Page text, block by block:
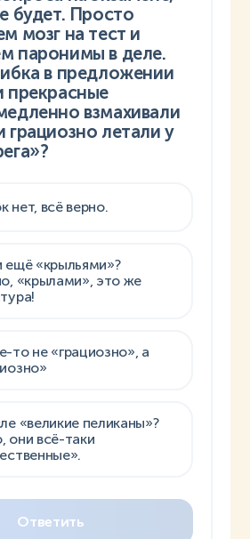
будет. Просто
мозг на тест и
паронимы в деле.
в предложении
прекрасные
взмахивали
грациозно летали у
нет, всё верно.
ещё «крыльями»?
«крылами», это же
то не «грациозно», а
«великие пеликаны»?
они всё-таки
Ответить